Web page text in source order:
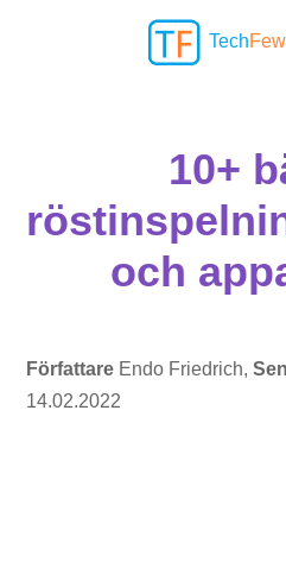
Tech
10+
och
Författare Endo Friedrich,
14.02.2022